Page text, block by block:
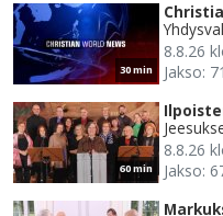
30 min
8.8.26
Jakso:
60 min
8.8.26
Jakso: